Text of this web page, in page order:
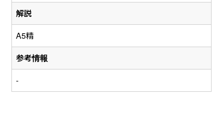
解説
A5精
参考情報
-